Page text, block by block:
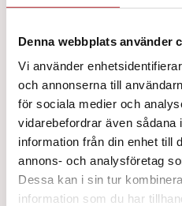
Denna webbplats använder
Vi använder
och annonserna till
för sociala medier och
vidarebefordrar även sådana
information från din enhet till
annons- och analysföretag
Dessa kan i sin tur
information som du har